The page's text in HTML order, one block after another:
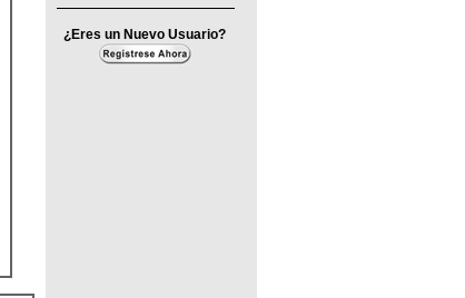
¿Eres un Nuevo Usuario?